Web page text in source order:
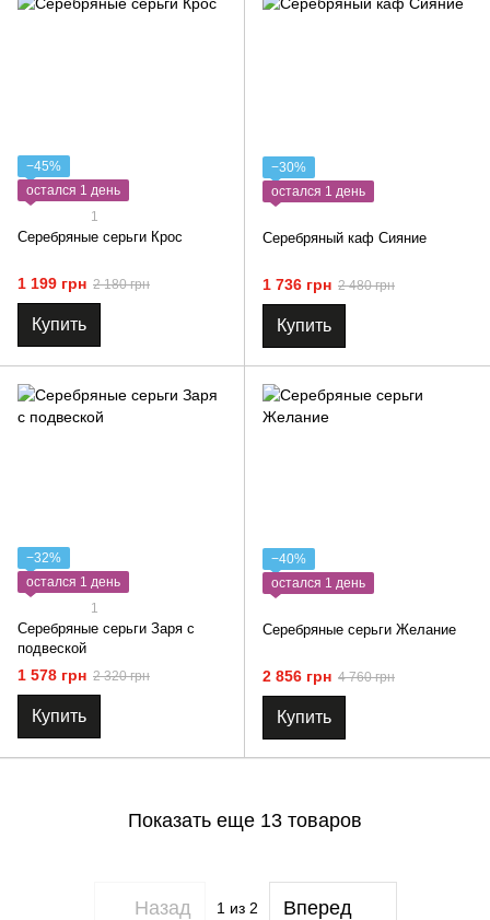
−45%
остался 1 день
1
Серебряные серьги Крос
1 199 грн 2 180 грн
Купить
−30%
остался 1 день
Серебряный каф Сияние
1 736 грн 2 480 грн
Купить
−32%
остался 1 день
1
Серебряные серьги Заря с
подвеской
1 578 грн 2 320 грн
Купить
−40%
остался 1 день
Серебряные серьги Желание
2 856 грн 4 760 грн
Купить
Показать еще 13 товаров
Назад 1из 2 Вперед